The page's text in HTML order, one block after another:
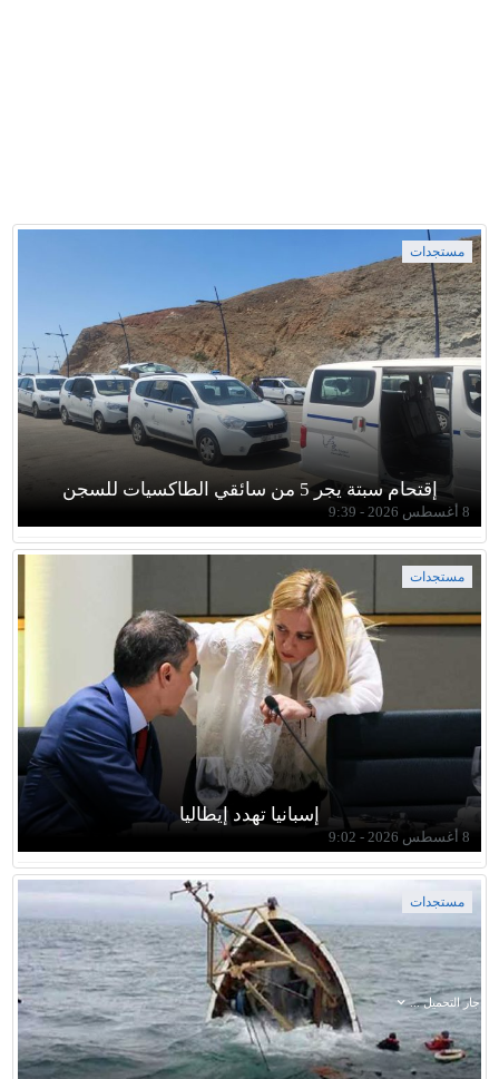
مستجدات
إقتحام سبتة يجر 5 من سائقي الطاكسيات للسجن
8 أغسطس 2026 - 9:39
مستجدات
إسبانيا تهدد إيطاليا
8 أغسطس 2026 - 9:02
مستجدات
جار التحميل ...